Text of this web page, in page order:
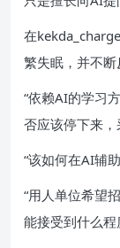
在
繁失眠，并不断
“依赖AI的学习
否应该停下来
“该如何在AI辅
“用人单位希望
能接受到什么程